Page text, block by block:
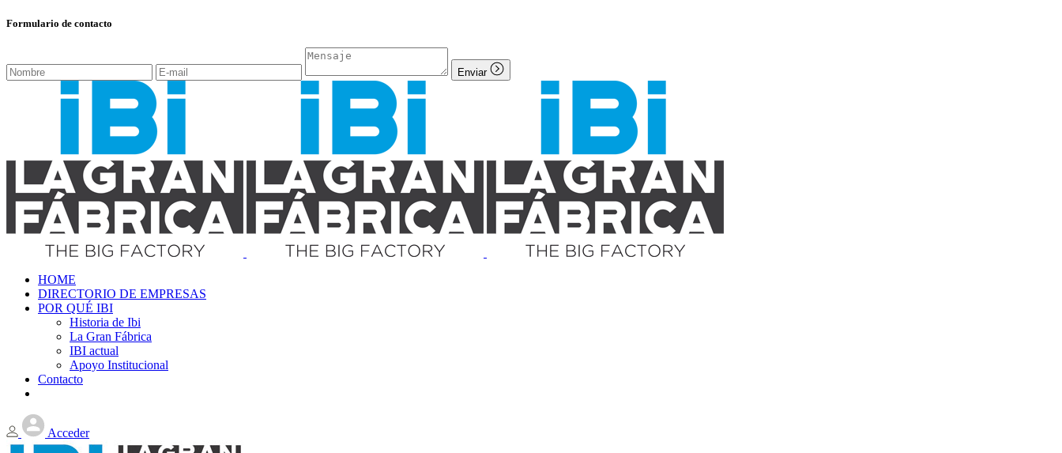
Formulario de contacto
Enviar
HOME
DIRECTORIO DE EMPRESAS
POR QUÉ IBI
Historia de Ibi
La Gran Fábrica
IBI actual
Apoyo Institucional
Contacto
Acceder